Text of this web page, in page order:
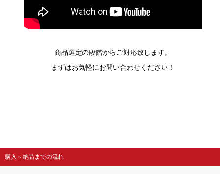
商品選定の段階からご対応致します。
まずはお気軽にお問い合わせください！
購入～納品までの流れ